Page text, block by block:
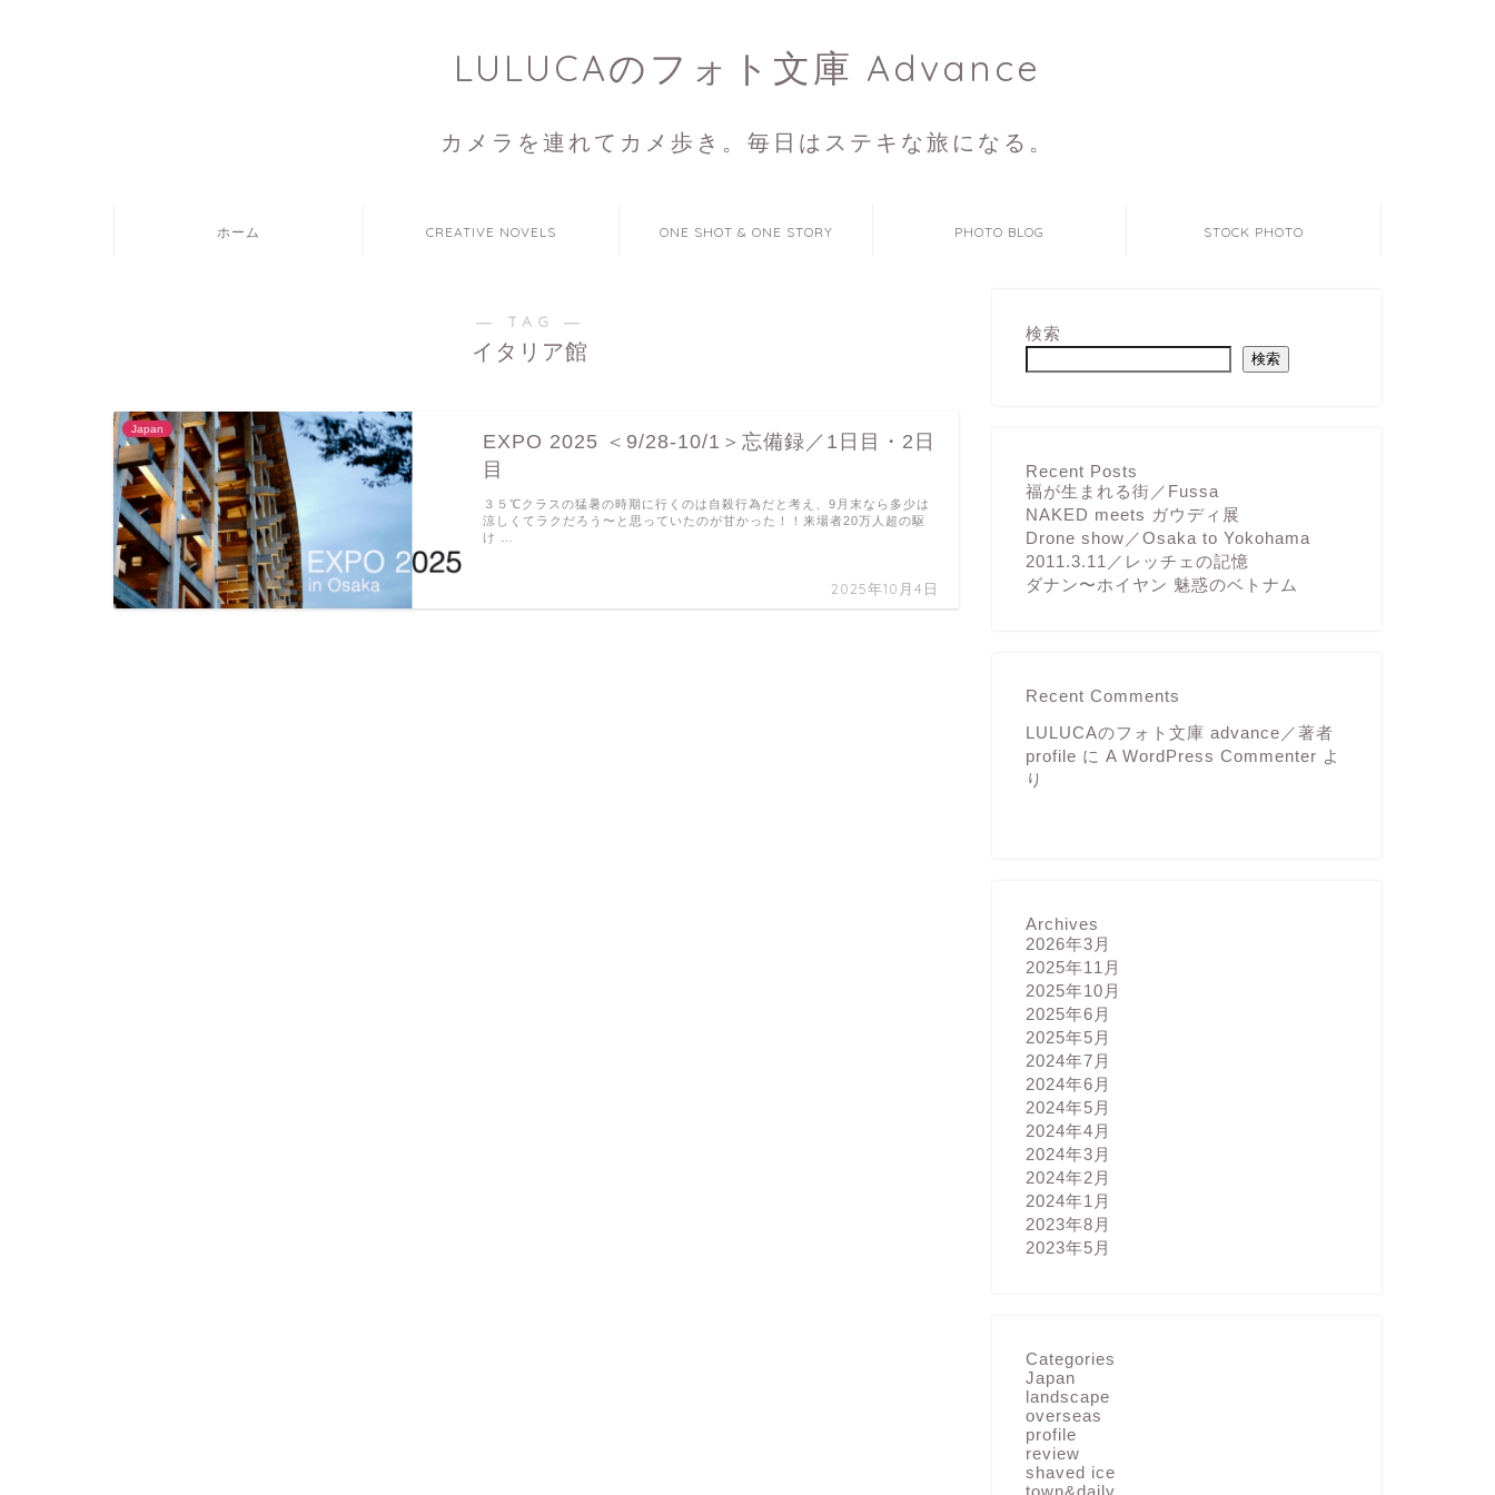
LULUCAのフォト文庫 Advance
カメラを連れてカメ歩き。毎日はステキな旅になる。
ホーム CREATIVE NOVELS ONE SHOT & ONE STORY PHOTO BLOG STOCK PHOTO
― TAG ―
イタリア館
Japan
EXPO 2025 ＜9/28-10/1＞忘備録／1日目・2日
目
2025年10月4日
３５℃クラスの猛暑の時期に行くのは自殺行為だと考え、9月末なら多少は
涼しくてラクだろう〜と思っていたのが甘かった！！来場者20万人超の駆
け …
検索
検索
Recent Posts
福が生まれる街／Fussa
NAKED meets ガウディ展
Drone show／Osaka to Yokohama
2011.3.11／レッチェの記憶
ダナン〜ホイヤン 魅惑のベトナム
Recent Comments
LULUCAのフォト文庫 advance／著者
profile に A WordPress Commenter よ
り
Archives
2026年3月
2025年11月
2025年10月
2025年6月
2025年5月
2024年7月
2024年6月
2024年5月
2024年4月
2024年3月
2024年2月
2024年1月
2023年8月
2023年5月
Categories
Japan
landscape
overseas
profile
review
shaved ice